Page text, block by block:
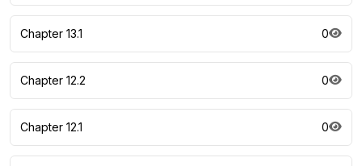
Chapter 13.1 0
Chapter 12.2 0
Chapter 12.1 0